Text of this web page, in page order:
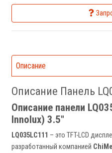
Описание
Описание Панель
Описание панели
Innolux) 3.5"
LQ035LC111 – это TFT-LCD
разработанный компанией